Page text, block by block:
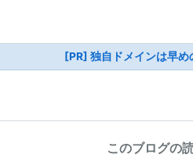
[PR] 独自ドメインは早め
このブログの